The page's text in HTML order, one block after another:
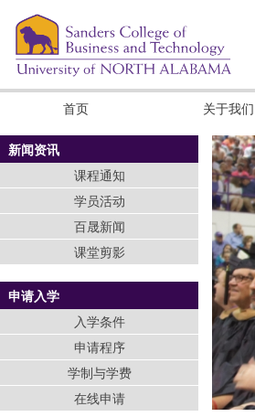
首页 关于我们
新闻资讯
课程通知
学员活动
百晟新闻
课堂剪影
申请入学
入学条件
申请程序
学制与学费
在线申请